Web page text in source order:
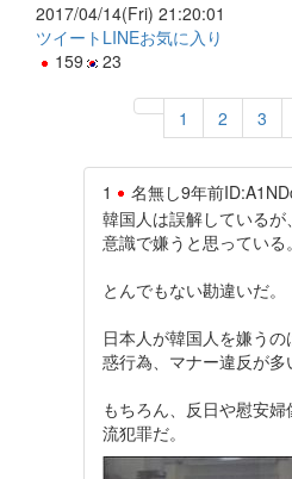
2017/04/14(Fri) 21:20:01
ツイート LINEお気に入り
159
23
1 2 3
1 名無し9年前
韓国人は誤解している
意識で嫌うと思っている。
とんでもない勘違いだ。
日本人が韓国人を嫌う
惑行為、マナー違反が多
もちろん、反日や慰安
流犯罪だ。